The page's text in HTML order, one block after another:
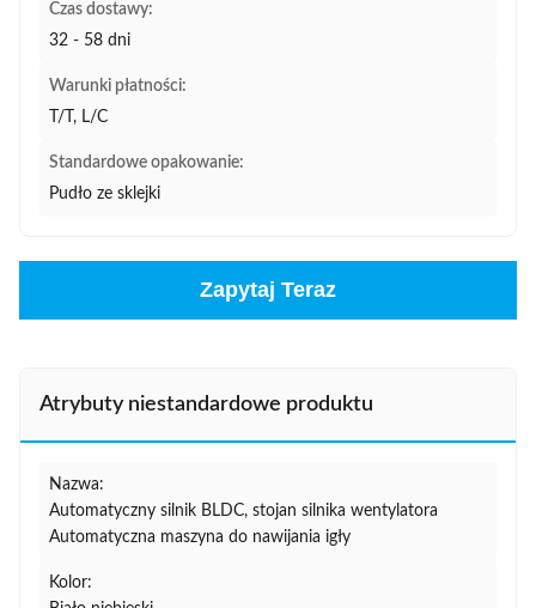
Czas dostawy:
32 - 58 dni
Warunki płatności:
T/T, L/C
Standardowe opakowanie:
Pudło ze sklejki
Zapytaj Teraz
Atrybuty niestandardowe produktu
Nazwa:
Automatyczny silnik BLDC, stojan silnika wentylatora
Automatyczna maszyna do nawijania igły
Kolor: